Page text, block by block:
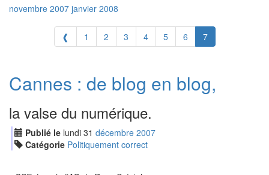
novembre 2007 janvier 2008
❰ 1 2 3 4 5 6 7
Cannes : de blog en blog,
la valse du numérique.
Publié le lundi 31 décembre 2007
Catégorie Politiquement correct